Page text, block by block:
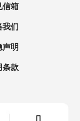
信箱
我们
声明
条款